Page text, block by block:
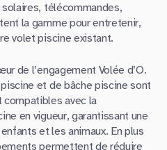
télécommandes,
la gamme pour entretenir,
volet piscine existant.
de l’engagement Volée d’O.
et de bâche piscine sont
avec la
en vigueur, garantissant une
et les animaux. En plus
permettent de réduire